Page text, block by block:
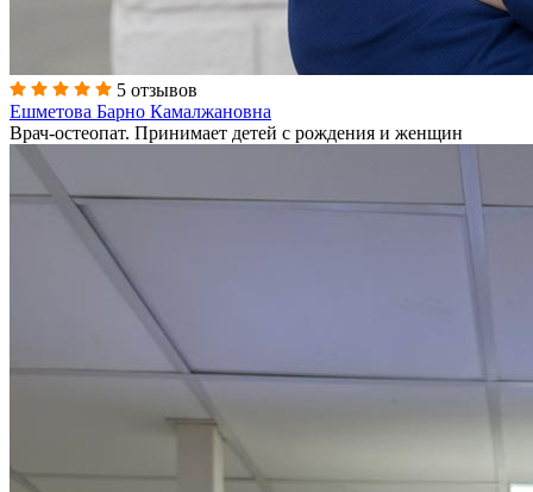
5 отзывов
Ешметова Барно Камалжановна
Врач-остеопат. Принимает детей с рождения и женщин